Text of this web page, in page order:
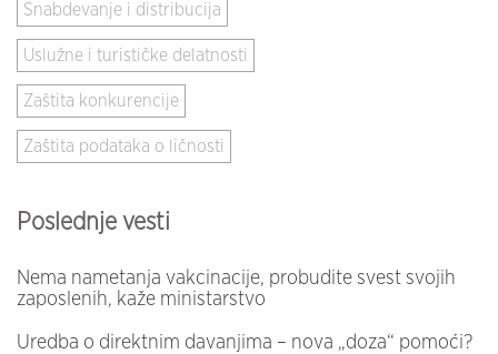
Snabdevanje i distribucija
Uslužne i turističke delatnosti
Zaštita konkurencije
Zaštita podataka o ličnosti
Poslednje vesti
Nema nametanja vakcinacije, probudite svest svojih
zaposlenih, kaže ministarstvo
Uredba o direktnim davanjima – nova „doza“ pomoći?